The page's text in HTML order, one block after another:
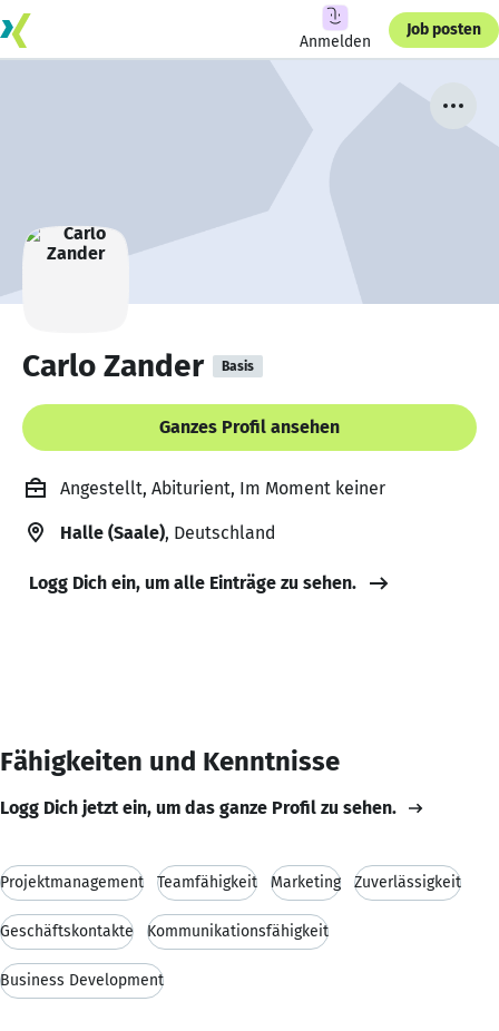
Anmelden
Job posten
Carlo Zander Basis
Ganzes Profil ansehen
Angestellt, Abiturient, Im Moment keiner
Halle (Saale), Deutschland
Logg Dich ein, um alle Einträge zu sehen.
Fähigkeiten und Kenntnisse
Logg Dich jetzt ein, um das ganze Profil zu sehen.
Projektmanagement Teamfähigkeit Marketing Zuverlässigkeit
Geschäftskontakte Kommunikationsfähigkeit
Business Development